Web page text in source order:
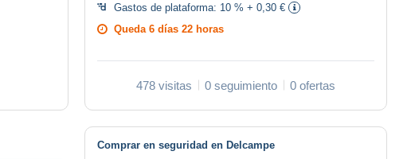
Gastos de plataforma: 10 % + 0,30 €
Queda 6 días 22 horas
478 visitas 0 seguimiento 0 ofertas
Comprar en seguridad en Delcampe